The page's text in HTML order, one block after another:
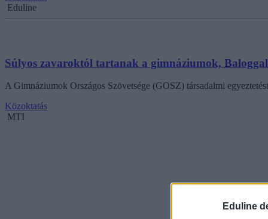
Eduline
Eduline
Súlyos zavaroktól tartanak a gimnáziumok, Baloggal
A Gimnáziumok Országos Szövetsége (GOSZ) társadalmi
Közoktatás
MTI